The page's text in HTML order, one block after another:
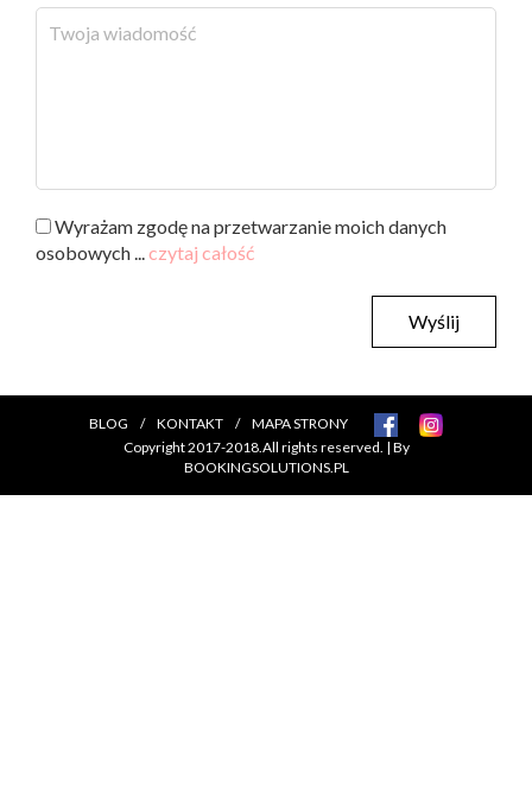
BLOG / KONTAKT / MAPA STRONY
Copyright 2017-2018.All rights reserved. | By
BOOKINGSOLUTIONS.PL